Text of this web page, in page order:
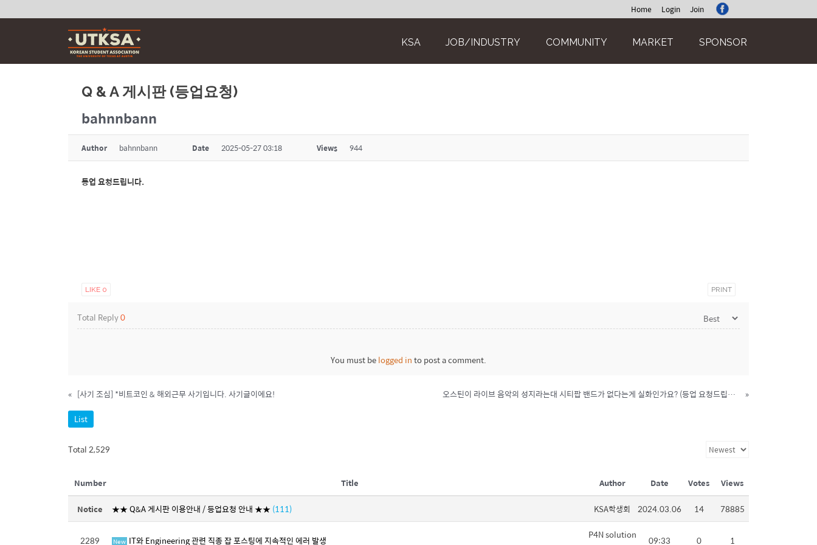
Home Login Join
KSA JOB/INDUSTRY COMMUNITY MARKET SPONSOR
Q & A 게시판 (등업요청)
bahnnbann
Author bahnnbann Date 2025-05-27 03:18 Views 944
등업 요청드립니다.
LIKE 0 PRINT
Total Reply0
You must belogged into post a comment.
« [사기 조심] *비트코인 & 해외근무 사기입니다. 사기글이에요! 오스틴이 라이브 음악의 성지라는대 시티팝 밴드가 없다는게 실화인가요? (등업 요청드립니다)
»
List
Total 2,529
Number Title Author Date Votes Views
Notice ★★ Q&A 게시판 이용안내 / 등업요청 안내 ★★(111) KSA학생회 2024.03.06 14 78885
2289 New IT와 Engineering 관련 직종 잡 포스팅에 지속적인 에러 발생
P4N solution
09:33 0 1